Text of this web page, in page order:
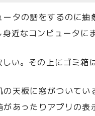
タの話をするのに
近なコンピュータに
い。その上にゴミ箱
の天板に窓がついて
あったりアプリの